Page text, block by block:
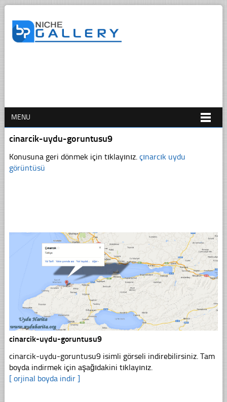
MENU
cinarcik-uydu-goruntusu9
Konusuna geri dönmek için tıklayınız. çınarcık uydu
görüntüsü
cinarcik-uydu-goruntusu9
cinarcik-uydu-goruntusu9 isimli görseli indirebilirsiniz. Tam
boyda indirmek için aşağıdakini tıklayınız.
[ orjinal boyda indir ]